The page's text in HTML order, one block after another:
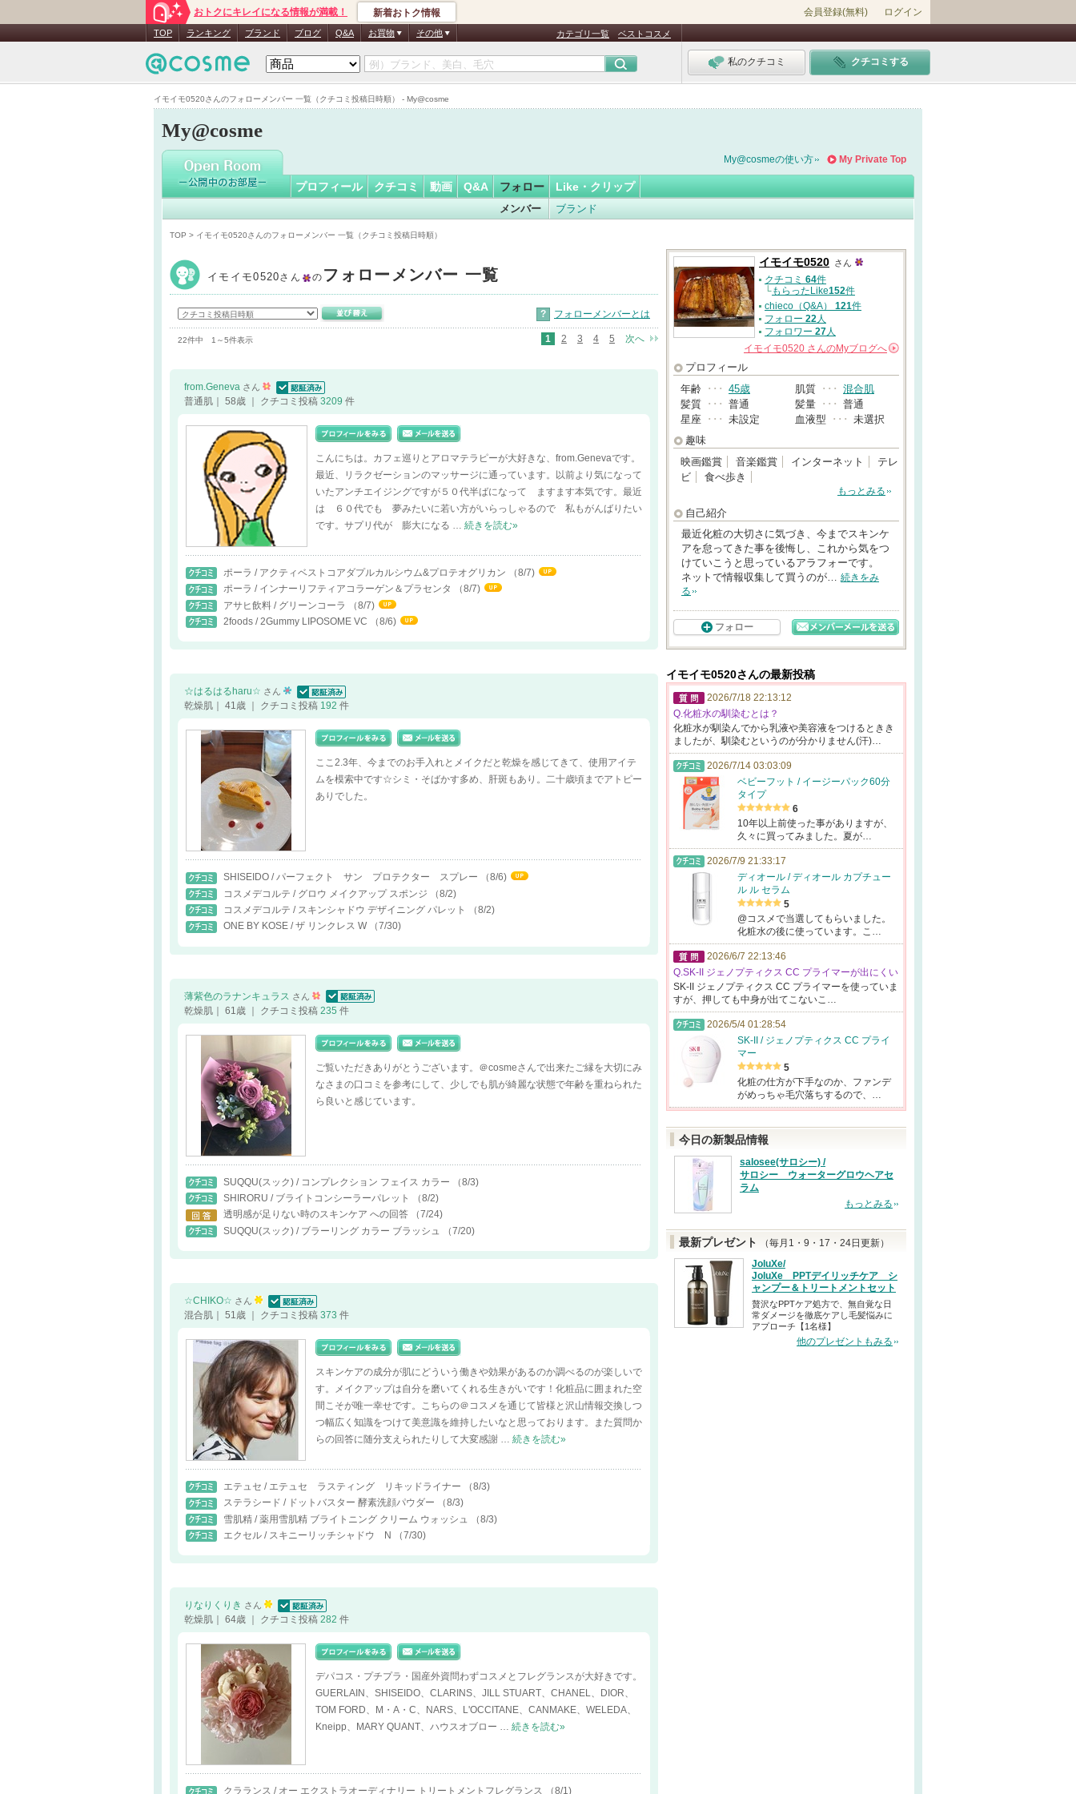
イモイモ0520さんのフォローメンバー 一覧（クチコミ投稿日時順） - My@cosme
おトクにキレイになる情報が満載！ 新着おトク情報 会員登録(無料) ログイン
TOP ランキング ブランド ブログ Q&A お買物 その他 カテゴリ一覧 ベストコスメ
私のクチコミ クチコミする
My@cosme
イモイモ0520さん
My Private Top
My@cosmeの使い方
プロフィール クチコミ 動画 Q&A フォロー
メンバー ブランド
Like・クリップ
TOP > イモイモ0520さんのフォローメンバー 一覧（クチコミ投稿日時順）
イモイモ0520さん の フォローメンバー 一覧
? フォローメンバーとは
22件中 1～5件表示 1 2 3 4 5 次へ
from.Geneva さん
認証済
普通肌｜ 58歳 ｜ クチコミ投稿 3209 件
こんにちは。カフェ巡りとアロマテラピーが大好きな、from.Genevaです。
最近、リラクゼーションのマッサージに通っています。以前より気になって
いたアンチエイジングですが５０代半ばになって ますます本気です。最近
は ６０代でも 夢みたいに若い方がいらっしゃるので 私もがんばりたい
です。サプリ代が 膨大になる … 続きを読む»
ポーラ / アクティベストコアダプルカルシウム&プロテオグリカン
（8/7)
ポーラ / インナーリフティアコラーゲン＆プラセンタ
（8/7)
アサヒ飲料 / グリーンコーラ
（8/7)
2foods / 2Gummy LIPOSOME VC
（8/6)
☆はるはるharu☆ さん
認証済
乾燥肌｜ 41歳 ｜ クチコミ投稿 192 件
ここ2.3年、今までのお手入れとメイクだと乾燥を感じてきて、使用アイテ
ムを模索中です☆シミ・そばかす多め、肝斑もあり。二十歳頃までアトピー
ありでした。
SHISEIDO / パーフェクト サン プロテクター スプレー
（8/6)
コスメデコルテ / グロウ メイクアップ スポンジ
（8/2)
コスメデコルテ / スキンシャドウ デザイニング パレット
（8/2)
ONE BY KOSE / ザ リンクレス W
（7/30)
薄紫色のラナンキュラス さん
認証済
乾燥肌｜ 61歳 ｜ クチコミ投稿 235 件
ご覧いただきありがとうございます。＠cosmeさんで出来たご縁を大切にみ
なさまの口コミを参考にして、少しでも肌が綺麗な状態で年齢を重ねられた
ら良いと感じています。
SUQQU(スック) / コンプレクション フェイス カラー
（8/3)
SHIRORU / ブライトコンシーラーパレット
（8/2)
透明感が足りない時のスキンケア への回答
（7/24)
SUQQU(スック) / ブラーリング カラー ブラッシュ
（7/20)
☆CHIKO☆ さん
認証済
混合肌｜ 51歳 ｜ クチコミ投稿 373 件
スキンケアの成分が肌にどういう働きや効果があるのか調べるのが楽しいで
す。メイクアップは自分を磨いてくれる生きがいです！化粧品に囲まれた空
間こそが唯一幸せです。こちらの＠コスメを通じて皆様と沢山情報交換しつ
つ幅広く知識をつけて美意識を維持したいなと思っております。また質問か
らの回答に随分支えられたりして大変感謝 … 続きを読む»
エテュセ / エテュセ ラスティング リキッドライナー
（8/3)
ステラシード / ドットバスター 酵素洗顔パウダー
（8/3)
雪肌精 / 薬用雪肌精 ブライトニング クリーム ウォッシュ
（8/3)
エクセル / スキニーリッチシャドウ N
（7/30)
りなりくりき さん
認証済
乾燥肌｜ 64歳 ｜ クチコミ投稿 282 件
デパコス・プチプラ・国産外資問わずコスメとフレグランスが大好きです。
GUERLAIN、SHISEIDO、CLARINS、JILL STUART、CHANEL、DIOR、
TOM FORD、M・A・C、NARS、L'OCCITANE、CANMAKE、WELEDA、
Kneipp、MARY QUANT、ハウスオブロー … 続きを読む»
クラランス / オー エクストラオーディナリー トリートメントフレグランス
（8/1)
イモイモ0520 さん
クチコミ 64件
└もらったLike152件
chieco（Q&A） 121件
フォロー 22人
フォロワー 27人
イモイモ0520 さんのMyブログへ
プロフィール
年齢 ･･･ 45歳 肌質 ･･･ 混合肌
髪質 ･･･ 普通 髪量 ･･･ 普通
星座 ･･･ 未設定 血液型 ･･･ 未選択
趣味
映画鑑賞
音楽鑑賞 インターネット
テレ
ビ
食べ歩き
もっとみる
自己紹介
最近化粧の大切さに気づき、今までスキンケ
アを怠ってきた事を後悔し、これから気をつ
けていこうと思っているアラフォーです。
ネットで情報収集して買うのが… 続きをみ
る
フォロー
イモイモ0520さんの最新投稿
2026/7/18 22:13:12
Q.化粧水の馴染むとは？
化粧水が馴染んでから乳液や美容液をつけると きき
ましたが、馴染むというのが分かりません(汗)…
2026/7/14 03:03:09
ベビーフット / イージーパック60分
タイプ
6
10年以上前使った事がありますが、
久々に買ってみました。夏が…
2026/7/9 21:33:17
ディオール / ディオール カプチュー
ル ル セラム
5
@コスメで当選してもらいました。
化粧水の後に使っています。こ…
2026/6/7 22:13:46
Q.SK-II ジェノプティクス CC プライマーが出にくい
SK-II ジ ェノプティクス CC プライ マーを使っていま
すが、押して も中身が出てこないこ…
2026/5/4 01:28:54
SK-II / ジェノプティクス CC プライ
マー
5
化粧の仕方が下手なのか、ファンデ
がめっちゃ毛穴落ちするので、…
今日の新製品情報
salosee(サロシー) /
サロシー ウォーターグロウヘアセ
ラム
もっとみる
最新プレゼント
（毎月1・9・17・24日更新）
JoluXe/
JoluXe PPTデイリッチケア シ
ャンプー＆トリートメントセット
贅沢なPPTケア処方で、無自覚な日
常ダメージを徹底ケアし毛髪悩みに
アプローチ【1名様】
他のプレゼントもみる